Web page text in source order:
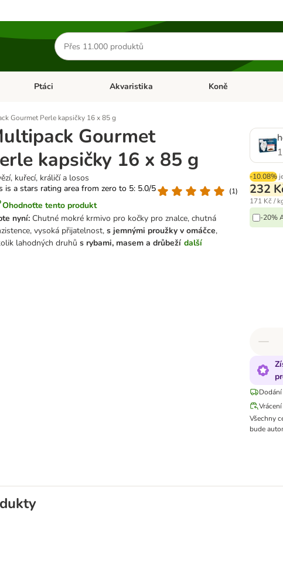
Hledat
produkty
Otevřít menu: Malá zvířata
Ptáci Otevřít menu: Ptáci
Akvaristika Otevřít menu:
Koně
Gourmet Perle kapsičky 16 x 85 g
Gourmet
kapsičky 16 x 85 g
kuřecí, králičí a losos
is a stars rating area from zero to 5: 5.0/5
(1)
Ohodnoťte tento produkt
nyní: Chutné mokré krmivo pro kočky pro znalce, chutná
vysoká přijatelnost,s jemnými proužky v omáčce,
lahodných druhů s rybami, masem a drůbeží další
-10.08%
232
171 Kč /
-20%
Všechny
bude
Delice kapsičky 24 x 85 g